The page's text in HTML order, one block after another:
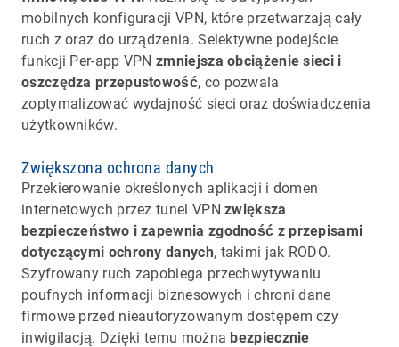
mobilnych konfiguracji VPN, które przetwarzają cały
ruch z oraz do urządzenia. Selektywne podejście
funkcji Per-app VPNzmniejsza obciążenie sieci i
oszczędza przepustowość, co pozwala
zoptymalizować wydajność sieci oraz doświadczenia
użytkowników.
Zwiększona ochrona danych
Przekierowanie określonych aplikacji i domen
internetowych przez tunel VPNzwiększa
bezpieczeństwo i zapewnia zgodność z przepisami
dotyczącymi ochrony danych, takimi jak RODO.
Szyfrowany ruch zapobiega przechwytywaniu
poufnych informacji biznesowych i chroni dane
firmowe przed nieautoryzowanym dostępem czy
inwigilacją. Dzięki temu można bezpiecznie